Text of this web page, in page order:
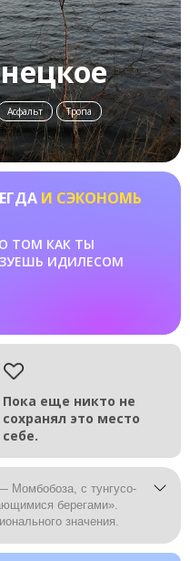
Асфальт
Тропа
И СЭКОНОМЬ
ТОМ КАК ТЫ
ИДИЛЕСОМ
Пока еще никто не
сохранял это место
себе.
Момбобоза, с тунгусо-
берегами».
значения.